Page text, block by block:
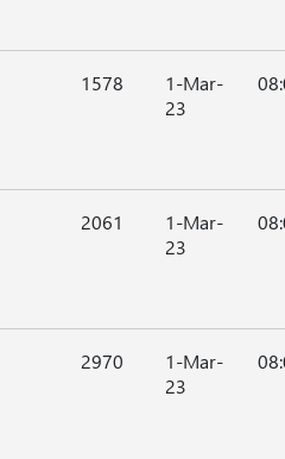
1578
1-Mar-
23
2061
1-Mar-
23
2970
1-Mar-
23